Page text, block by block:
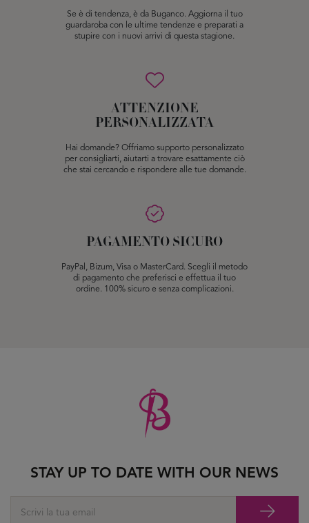
Se è di tendenza, è da Buganco. Aggiorna il tuo
guardaroba con le ultime tendenze e preparati a
stupire con i nuovi arrivi di questa stagione.
ATTENZIONE
PERSONALIZZATA
Hai domande? Offriamo supporto personalizzato
per consigliarti, aiutarti a trovare esattamente ciò
che stai cercando e rispondere alle tue domande.
PAGAMENTO SICURO
PayPal, Bizum, Visa o MasterCard. Scegli il metodo
di pagamento che preferisci e effettua il tuo
ordine. 100% sicuro e senza complicazioni.
STAY UP TO DATE WITH OUR NEWS